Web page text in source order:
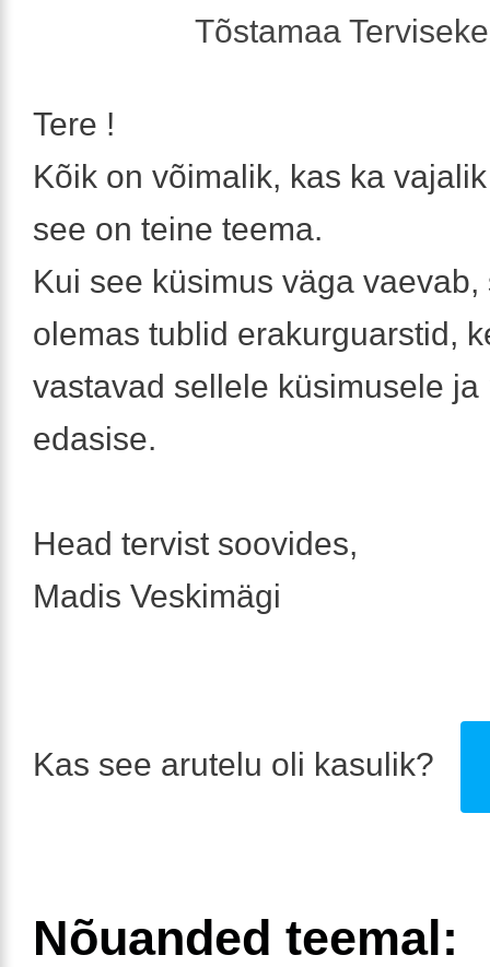
Tõstamaa
Tere !
Kõik on võimalik, kas ka
see on teine teema.
Kui see küsimus väga vaevab,
olemas tublid erakurguarstid,
vastavad sellele küsimusele ja
edasise.
Head tervist soovides,
Madis Veskimägi
Kas see arutelu oli kasulik?
Nõuanded teemal: